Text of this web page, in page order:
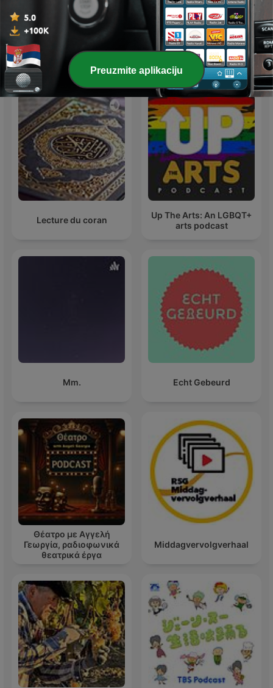
徐志摩—29首 قصص الأنبياء
Međunarodni podkasti Umetnost
Lecture du coran
Up The Arts: An LGBQT+
arts podcast
Mm. Echt Gebeurd
Θέατρο με Αγγελή
Γεωργία, ραδιοφωνικά
θεατρικά έργα
Middagvervolgverhaal
Preuzmite aplikaciju